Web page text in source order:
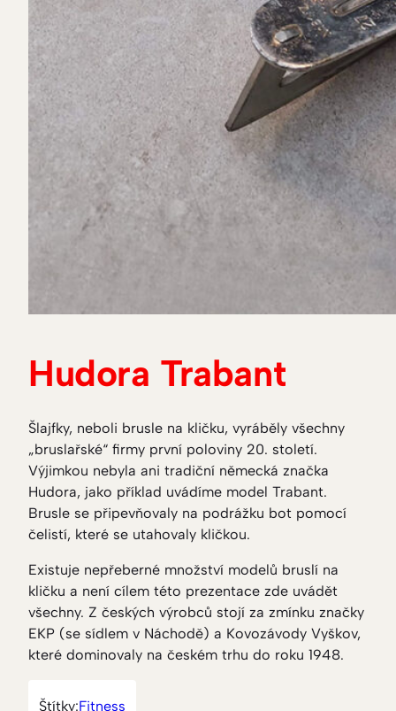
Hudora Trabant
Šlajfky, neboli brusle na kličku, vyráběly všechny
„bruslařské“ firmy první poloviny 20. století.
Výjimkou nebyla ani tradiční německá značka
Hudora, jako příklad uvádíme model Trabant.
Brusle se připevňovaly na podrážku bot pomocí
čelistí, které se utahovaly kličkou.
Existuje nepřeberné množství modelů bruslí na
kličku a není cílem této prezentace zde uvádět
všechny. Z českých výrobců stojí za zmínku značky
EKP (se sídlem v Náchodě) a Kovozávody Vyškov,
které dominovaly na českém trhu do roku 1948.
Štítky:Fitness